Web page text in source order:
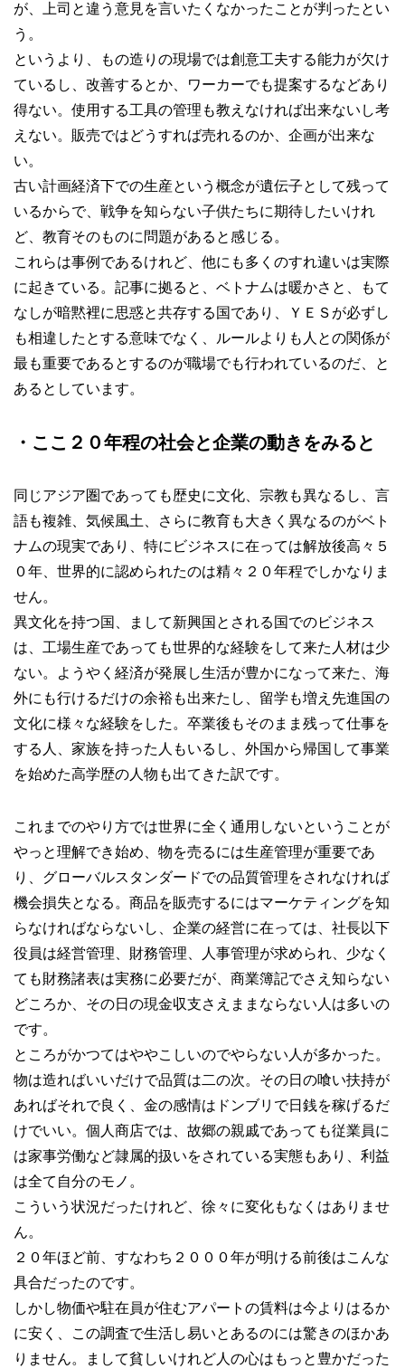
が、上司と違う意見を言いたくなかったことが判ったとい
う。
というより、もの造りの現場では創意工夫する能力が欠け
ているし、改善するとか、ワーカーでも提案するなどあり
得ない。使用する工具の管理も教えなければ出来ないし考
えない。販売ではどうすれば売れるのか、企画が出来な
い。
古い計画経済下での生産という概念が遺伝子として残って
いるからで、戦争を知らない子供たちに期待したいけれ
ど、教育そのものに問題があると感じる。
これらは事例であるけれど、他にも多くのすれ違いは実際
に起きている。記事に拠ると、ベトナムは暖かさと、もて
なしが暗黙裡に思惑と共存する国であり、ＹＥＳが必ずし
も相違したとする意味でなく、ルールよりも人との関係が
最も重要であるとするのが職場でも行われているのだ、と
あるとしています。
・ここ２０年程の社会と企業の動きをみると
同じアジア圏であっても歴史に文化、宗教も異なるし、言
語も複雑、気候風土、さらに教育も大きく異なるのがベト
ナムの現実であり、特にビジネスに在っては解放後高々５
０年、世界的に認められたのは精々２０年程でしかなりま
せん。
異文化を持つ国、まして新興国とされる国でのビジネス
は、工場生産であっても世界的な経験をして来た人材は少
ない。ようやく経済が発展し生活が豊かになって来た、海
外にも行けるだけの余裕も出来たし、留学も増え先進国の
文化に様々な経験をした。卒業後もそのまま残って仕事を
する人、家族を持った人もいるし、外国から帰国して事業
を始めた高学歴の人物も出てきた訳です。
これまでのやり方では世界に全く通用しないということが
やっと理解でき始め、物を売るには生産管理が重要であ
り、グローバルスタンダードでの品質管理をされなければ
機会損失となる。商品を販売するにはマーケティングを知
らなければならないし、企業の経営に在っては、社長以下
役員は経営管理、財務管理、人事管理が求められ、少なく
ても財務諸表は実務に必要だが、商業簿記でさえ知らない
どころか、その日の現金収支さえままならない人は多いの
です。
ところがかつてはややこしいのでやらない人が多かった。
物は造ればいいだけで品質は二の次。その日の喰い扶持が
あればそれで良く、金の感情はドンブリで日銭を稼げるだ
けでいい。個人商店では、故郷の親戚であっても従業員に
は家事労働など隷属的扱いをされている実態もあり、利益
は全て自分のモノ。
こういう状況だったけれど、徐々に変化もなくはありませ
ん。
２０年ほど前、すなわち２０００年が明ける前後はこんな
具合だったのです。
しかし物価や駐在員が住むアパートの賃料は今よりはるか
に安く、この調査で生活し易いとあるのには驚きのほかあ
りません。まして貧しいけれど人の心はもっと豊かだった